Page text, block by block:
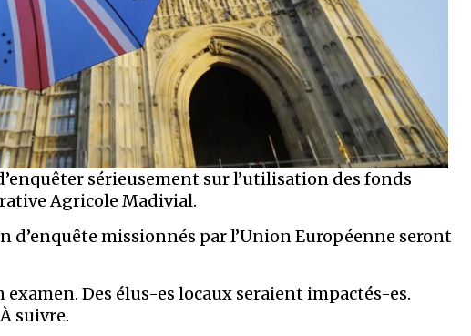
sérieusement sur l’utilisation des fonds
Agricole Madivial.
d’enquête missionnés par l’Union Européenne seront
examen. Des élus-es locaux seraient impactés-es.
suivre.